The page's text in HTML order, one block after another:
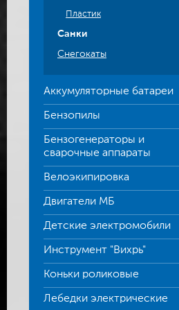
Пластик
Санки
Снегокаты
Аккумуляторные батареи
Бензопилы
Бензогенераторы и
сварочные аппараты
Велоэкипировка
Двигатели МБ
Детские электромобили
Инструмент "Вихрь"
Коньки роликовые
Лебедки электрические